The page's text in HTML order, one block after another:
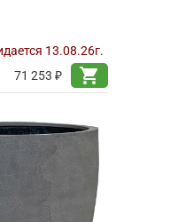
13.08.26г.
71 253 ₽
shopping_cart